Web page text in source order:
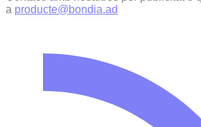
a producte@bondia.ad